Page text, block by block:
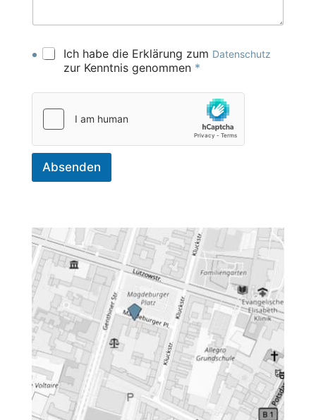
Ich habe die Erklärung zum Datenschutz
zur Kenntnis genommen *
Absenden